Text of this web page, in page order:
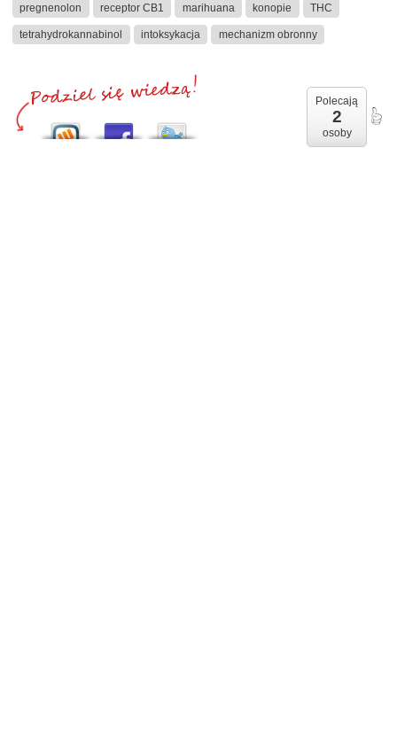
pregnenolon receptor CB1 marihuana konopie THC
tetrahydrokannabinol intoksykacja mechanizm obronny
Polecają
2
osoby